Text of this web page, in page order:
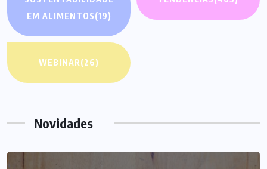
EM ALIMENTOS(19)
WEBINAR(26)
Novidades